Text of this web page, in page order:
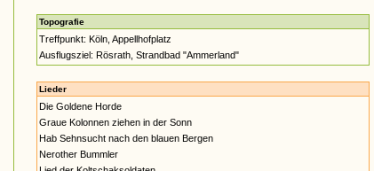
Topografie
Treffpunkt: Köln, Appellhofplatz
Ausflugsziel: Rösrath, Strandbad "Ammerland"
Lieder
Die Goldene Horde
Graue Kolonnen ziehen in der Sonn
Hab Sehnsucht nach den blauen Bergen
Nerother Bummler